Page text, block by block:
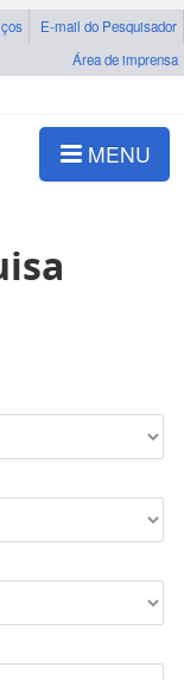
E-mail do Pesquisador
Área de imprensa
MENU